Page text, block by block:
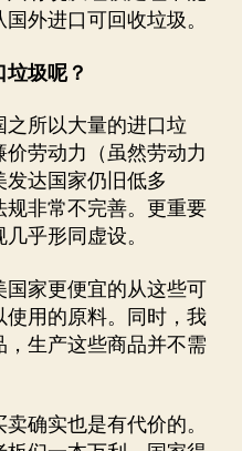
外进口可回收垃圾。
圾呢？
所以大量的进口垃
劳动力（虽然劳动力
达国家仍旧低多
非常不完善。更重要
乎形同虚设。
家更便宜的从这些可
用的原料。同时，我
生产这些商品并不需
确实也是有代价的。